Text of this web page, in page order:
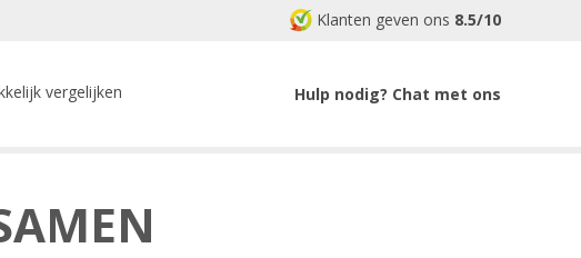
Klanten geven ons 8.5/10
vergelijken Hulp nodig? Chat met ons